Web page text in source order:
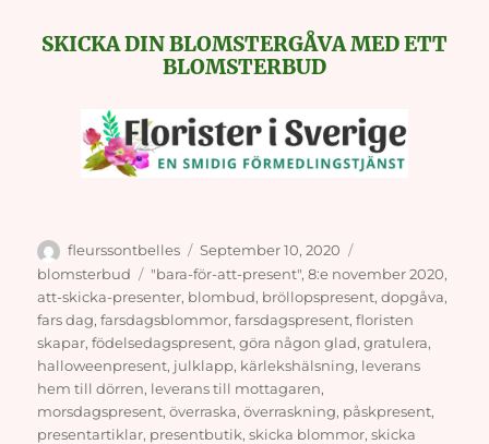
SKICKA DIN BLOMSTERGÅVA MED ETT
BLOMSTERBUD
Author
fleurssontbelles
Posted
on
September 10, 2020
blomsterbud
Tags
"bara-för-att-present",8:e november 2020,
att-skicka-presenter, blombud, bröllopspresent,dopgåva,
fars dag,farsdagsblommor,farsdagspresent,floristen
skapar,födelsedagspresent,göra någon glad,gratulera,
halloweenpresent, julklapp, kärlekshälsning, leverans
hem till dörren, leverans till mottagaren,
morsdagspresent,överraska,överraskning, påskpresent,
presentartiklar, presentbutik,skicka blommor,skicka